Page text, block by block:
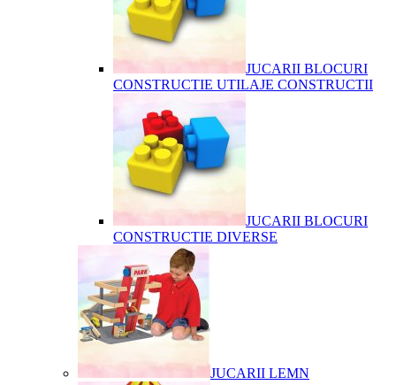
JUCARII BLOCURI
CONSTRUCTIE UTILAJE CONSTRUCTII
JUCARII BLOCURI
CONSTRUCTIE DIVERSE
JUCARII LEMN